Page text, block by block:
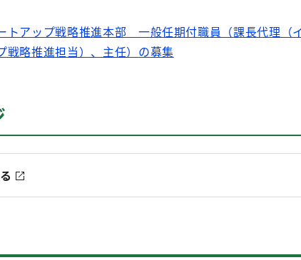
トアップ戦略推進本部 一般任期付職員（課長代理（
戦略推進担当）、主任）の募集